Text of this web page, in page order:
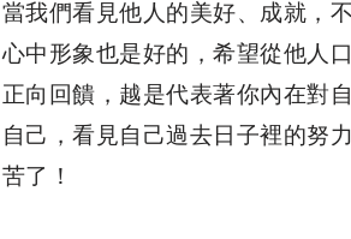
當我們看見他人的美好、成就，
心中形象也是好的，希望從他人
正向回饋，越是代表著你內在對
自己，看見自己過去日子裡的努
苦了！